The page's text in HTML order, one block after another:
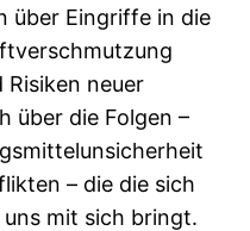
über Eingriffe in die
Risiken neuer
über die Folgen –
– die die sich
mit sich bringt.